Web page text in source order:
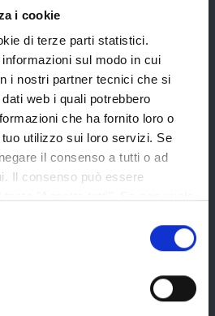
i cookie
di terze parti statistici.
sul modo in cui
i nostri partner tecnici che si
web i quali potrebbero
che ha fornito loro o
utilizzo sui loro servizi. Se
il consenso a tutti o ad
Il consenso può essere